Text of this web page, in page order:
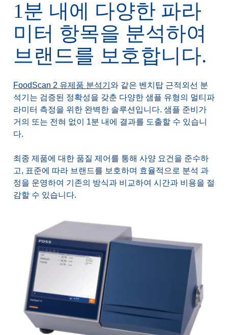
1분 내에 다양한 파라
미터 항목을 분석하여
브랜드를 보호합니다.
FoodScan 2 유제품 분석기 와 같은 벤치탑 근적외선 분
석기는 검증된 정확성을 갖춘 다양한 샘플 유형의 멀티파
라미터 측정을 위한 완벽한 솔루션입니다. 샘플 준비가
거의 또는 전혀 없이 1분 내에 결과를 도출할 수 있습니
다.
최종 제품에 대한 품질 제어를 통해 사양 요건을 준수하
고, 표준에 따라 브랜드를 보호하며 효율적으로 분석 과
정을 운영하여 기존의 방식과 비교하여 시간과 비용을 절
감할 수 있습니다.